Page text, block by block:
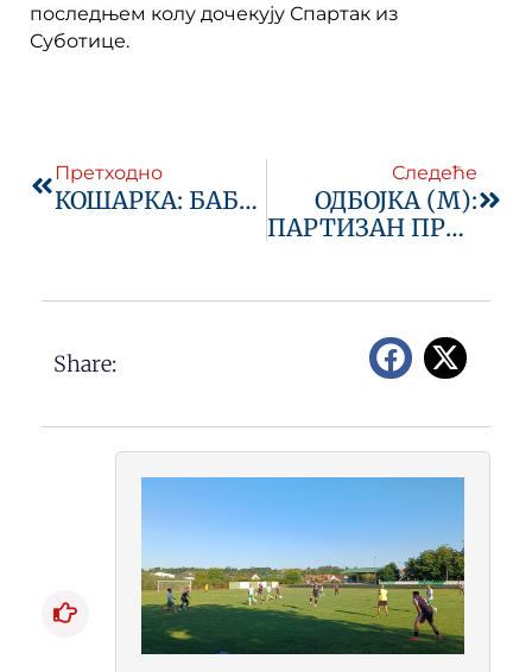
последњем колу дочекују Спартак из
Суботице.
Претходно
КОШАРКА: БАБАЈИЋ ИСПИСАО ИСТОРИЈУ ЉИШКЕ КОШАРКЕ
Следеће
ОДБОЈКА (М):
ПАРТИЗАН ПРЕЈАК ЗА СПАРТАК
Share: